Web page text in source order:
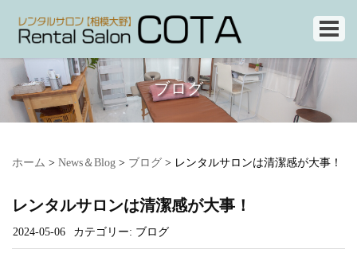
ブログ
ホーム > News＆Blog > ブログ > レンタルサロンは清潔感が大事！
レンタルサロンは清潔感が大事！
2024-05-06 カテゴリー: ブログ